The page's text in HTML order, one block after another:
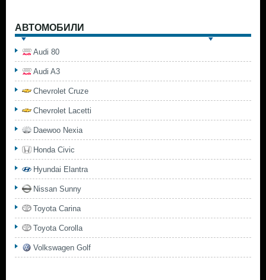
АВТОМОБИЛИ
Audi 80
Audi A3
Chevrolet Cruze
Chevrolet Lacetti
Daewoo Nexia
Honda Civic
Hyundai Elantra
Nissan Sunny
Toyota Carina
Toyota Corolla
Volkswagen Golf